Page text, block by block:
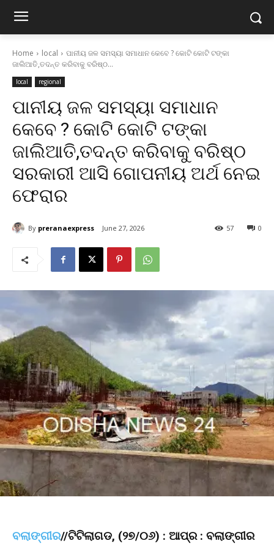
Home local
ପାନୀୟ ଜଳ ସମସ୍ୟା ସମାଧାନ କେବେ ? କୋଟି କୋଟି ଟଙ୍କା
ଜାଲିଆତି,ତଦନ୍ତ କରିବାକୁ ବରିଷ୍ଠ...
local regional
ପାନୀୟ ଜଳ ସମସ୍ୟା ସମାଧାନ
କେବେ ? କୋଟି କୋଟି ଟଙ୍କା
ଜାଲିଆତି,ତଦନ୍ତ କରିବାକୁ ବରିଷ୍ଠ
ସରକାରୀ ଆସି ଗୋପନୀୟ ଅର୍ଥ ନେଇ
ଫେରାର
By preranaexpress June 27, 2026 0
57
ବଲାଙ୍ଗୀର//ଟିଟିଲାଗଡ, (୨୭/୦୬) : ଆପ୍ର : ବଲାଙ୍ଗୀର